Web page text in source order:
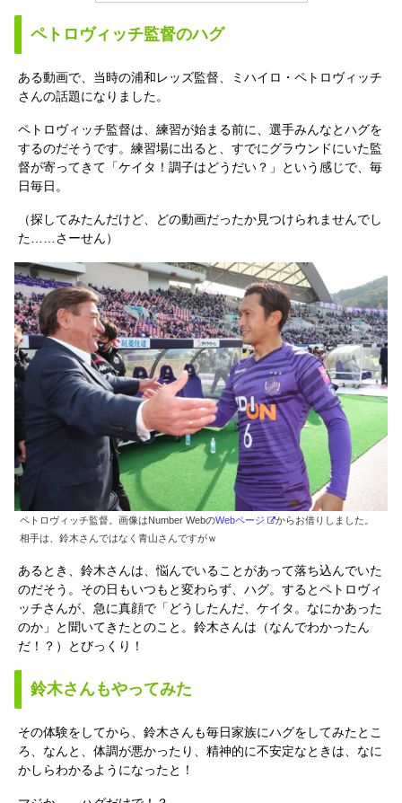
ペトロヴィッチ監督のハグ
ある動画で、当時の浦和レッズ監督、ミハイロ・ペトロヴィッチ
さんの話題になりました。
ペトロヴィッチ監督は、練習が始まる前に、選手みんなとハグを
するのだそうです。練習場に出ると、すでにグラウンドにいた監
督が寄ってきて「ケイタ！調子はどうだい？」という感じで、毎
日毎日。
（探してみたんだけど、どの動画だったか見つけられませんでし
た……さーせん）
ペトロヴィッチ監督。画像はNumber WebのWebページ
からお借りしました。
相手は、鈴木さんではなく青山さんですがｗ
あるとき、鈴木さんは、悩んでいることがあって落ち込んでいた
のだそう。その日もいつもと変わらず、ハグ。するとペトロヴィ
ッチさんが、急に真顔で「どうしたんだ、ケイタ。なにかあった
のか」と聞いてきたとのこと。鈴木さんは（なんでわかったん
だ！？）とびっくり！
鈴木さんもやってみた
その体験をしてから、鈴木さんも毎日家族にハグをしてみたとこ
ろ、なんと、体調が悪かったり、精神的に不安定なときは、なに
かしらわかるようになったと！